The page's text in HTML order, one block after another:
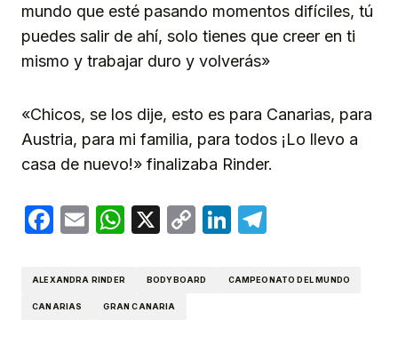
mundo que esté pasando momentos difíciles, tú
puedes salir de ahí, solo tienes que creer en ti
mismo y trabajar duro y volverás»
«Chicos, se los dije, esto es para Canarias, para
Austria, para mi familia, para todos ¡Lo llevo a
casa de nuevo!» finalizaba Rinder.
Facebook
EmailWhatsApp
X
CopyLinkedIn
ALEXANDRA RINDER BODYBOARD CAMPEONATO DEL MUNDO
CANARIAS GRAN CANARIA